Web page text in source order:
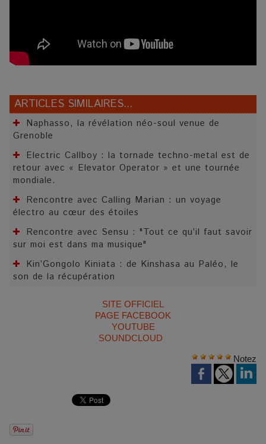
ARTICLES SIMILAIRES...
Naphasso, la révélation néo-soul venue de
Grenoble
Electric Callboy : la tornade techno-metal est de
retour avec « Elevator Operator » et une tournée
mondiale.
Rencontre avec Calling Marian : un voyage
électro au cœur des étoiles
Rencontre avec Sensu : "Tout ce qu’il faut savoir
sur moi est dans ma musique"
Kin’Gongolo Kiniata : de Kinshasa au Paléo, le
son de la récupération
SITE OFFICIEL
PAGE FACEBOOK
YOUTUBE
SOUNDCLOUD
Notez